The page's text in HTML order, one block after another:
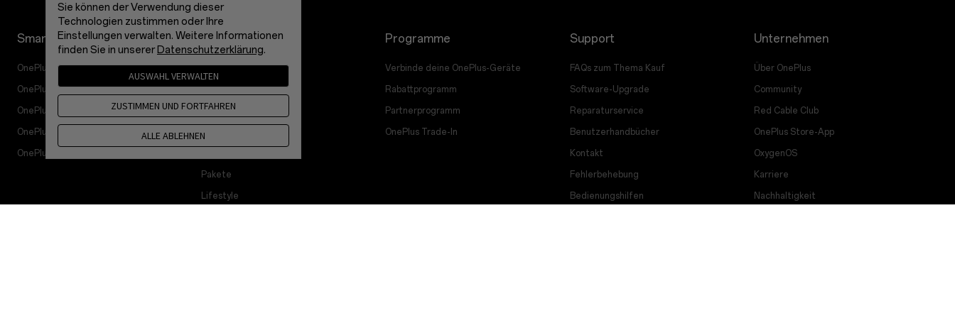
Smartphones
OnePlus 15
OnePlus 15R
OnePlus 13
OnePlus Nord 5
OnePlus Nord CE5
Zubehör
Tablet
Wearables
Audioprodukt
Gehäuse & Schutz
Pakete
Lifestyle
Programme
Verbinde deine OnePlus-Geräte
Rabattprogramm
Partnerprogramm
OnePlus Trade-In
Support
FAQs zum Thema Kauf
Software-Upgrade
Reparaturservice
Benutzerhandbücher
Kontakt
Fehlerbehebung
Bedienungshilfen
Unternehmen
Über OnePlus
Community
Red Cable Club
OnePlus Store-App
OxygenOS
Karriere
Nachhaltigkeit
Sie können der Verwendung dieser
Technologien zustimmen oder Ihre
Einstellungen verwalten. Weitere Informationen
finden Sie in unserer Datenschutzerklärung.
AUSWAHL VERWALTEN
ZUSTIMMEN UND FORTFAHREN
ALLE ABLEHNEN